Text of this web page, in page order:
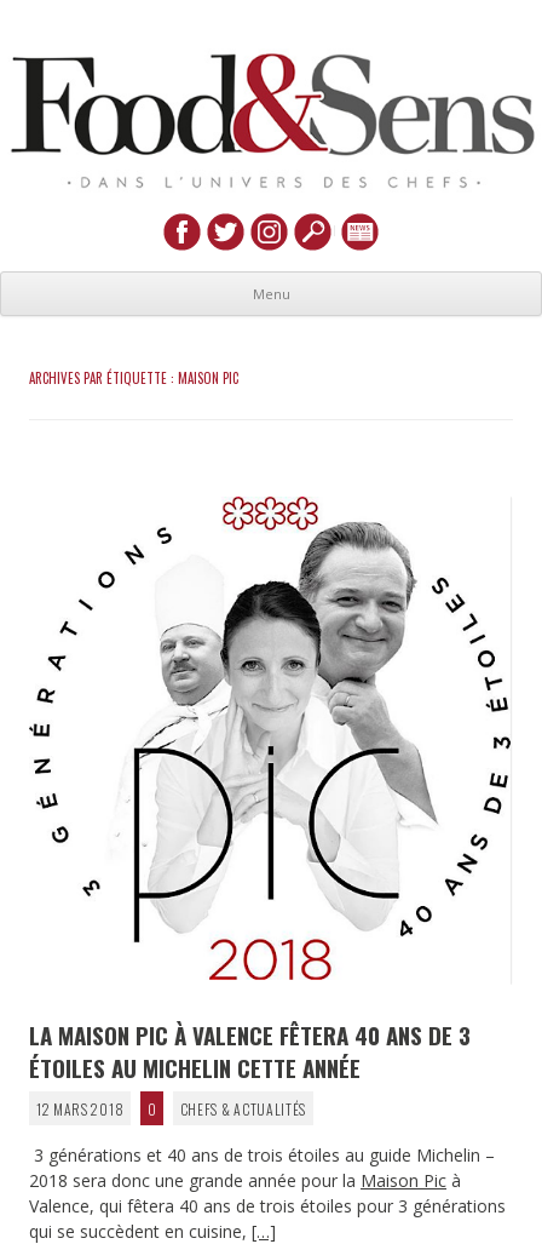
Menu
ARCHIVES PAR ÉTIQUETTE : MAISON PIC
LA MAISON PIC À VALENCE FÊTERA 40 ANS DE 3
ÉTOILES AU MICHELIN CETTE ANNÉE
12 MARS 2018 0 CHEFS & ACTUALITÉS
3 générations et 40 ans de trois étoiles au guide Michelin –
2018 sera donc une grande année pour la Maison Pic à
Valence, qui fêtera 40 ans de trois étoiles pour 3 générations
qui se succèdent en cuisine, […]